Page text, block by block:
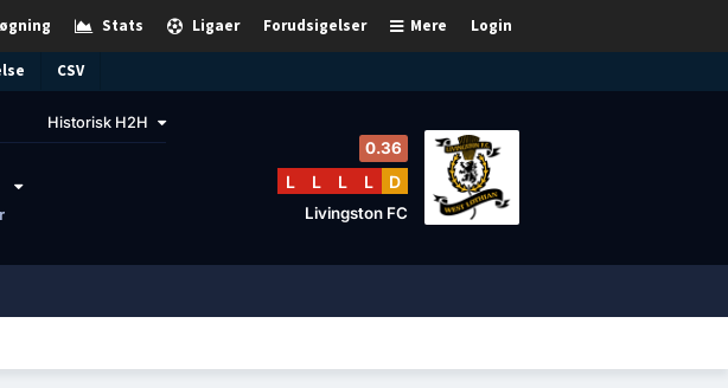
Login
Mere
Forudsigelser
Ligaer
Stats
CSV
Historisk H2H
0.36
L L L L D
Livingston FC